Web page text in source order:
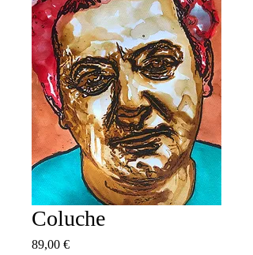
Coluche
89,00 €Prix